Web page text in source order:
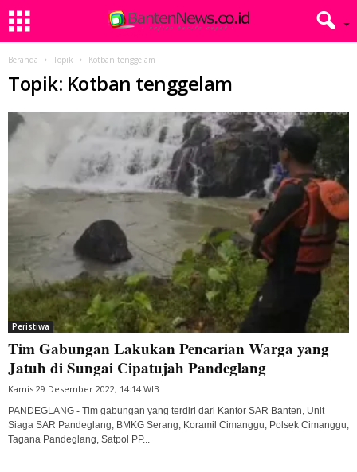
Beranda Topik Kotban tenggelam
Topik: Kotban tenggelam
Peristiwa
Tim Gabungan Lakukan Pencarian Warga yang
Jatuh di Sungai Cipatujah Pandeglang
Kamis 29 Desember 2022, 14:14 WIB
PANDEGLANG - Tim gabungan yang terdiri dari Kantor SAR Banten, Unit
Siaga SAR Pandeglang, BMKG Serang, Koramil Cimanggu, Polsek Cimanggu,
Tagana Pandeglang, Satpol PP...